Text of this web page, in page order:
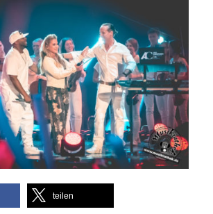
teilen